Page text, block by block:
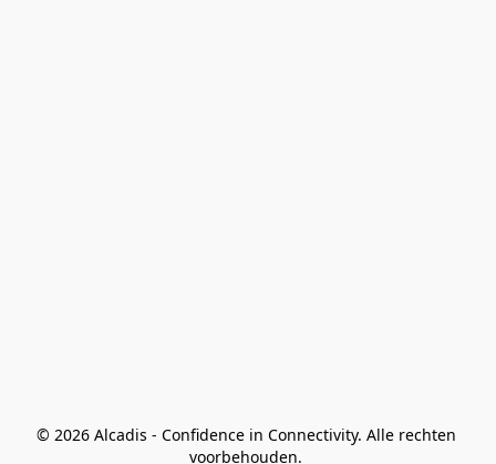
© 2026 Alcadis - Confidence in Connectivity. Alle rechten
voorbehouden.